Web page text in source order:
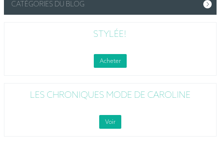
CATÉGORIES DU BLOG
STYLÉE!
Acheter
LES CHRONIQUES MODE DE CAROLINE
Voir